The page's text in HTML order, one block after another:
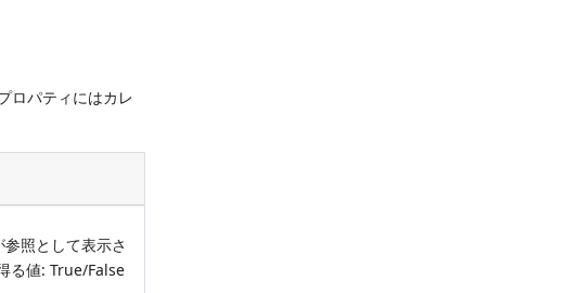
ロパティにはカレ
照として表示さ
る値: True/False